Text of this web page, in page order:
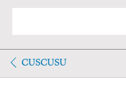
CUSCUSU